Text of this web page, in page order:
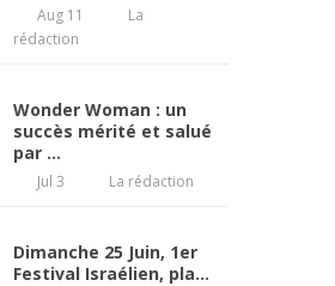
Aug 11
La
rédaction
Wonder Woman : un
succès mérité et salué
par ...
Jul 3 La rédaction
Dimanche 25 Juin, 1er
Festival Israélien, pla...